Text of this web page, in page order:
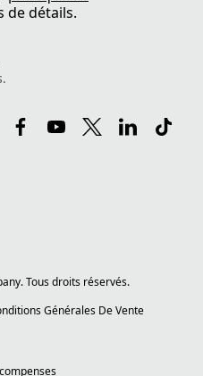
de détails.
Tous droits réservés.
Générales De Vente